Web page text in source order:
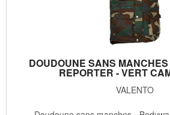
DOUDOUNE SANS
REPORTER - VERT
VALENTO